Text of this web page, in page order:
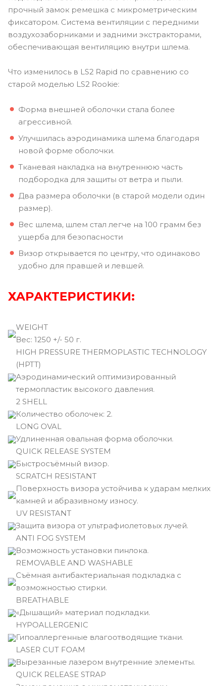
прочный замок ремешка с микрометрическим
фиксатором. Система вентиляции с передними
воздухозаборниками и задними экстракторами,
обеспечивающая вентиляцию внутри шлема.
Что изменилось в LS2 Rapid по сравнению со
старой моделью LS2 Rookie:
Форма внешней оболочки стала более
агрессивной.
Улучшилась аэродинамика шлема благодаря
новой форме оболочки.
Тканевая накладка на внутреннюю часть
подбородка для защиты от ветра и пыли.
Два размера оболочки (в старой модели один
размер).
Вес шлема, шлем стал легче на 100 грамм без
ущерба для безопасности
Визор открывается по центру, что одинаково
удобно для правшей и левшей.
ХАРАКТЕРИСТИКИ:
WEIGHT
Вec: 1250 +/- 50 г.
HIGH PRESSURE THERMOPLASTIC TECHNOLOGY
(HPTT)
Аэродинамический оптимизированный
термопластик высокого давления.
2 SHELL
Количество оболочек: 2.
LONG OVAL
Удлиненная овальная форма оболочки.
QUICK RELEASE SYSTEM
Быстросъёмный визор.
SCRATCH RESISTANT
Поверхность визора устойчива к ударам мелких
камней и абразивному износу.
UV RESISTANT
Защита визора от ультрафиолетовых лучей.
ANTI FOG SYSTEM
Возможность установки пинлока.
REMOVABLE AND WASHABLE
Съёмная антибактериальная подкладка с
возможностью стирки.
BREATHABLE
«Дышащий» материал подкладки.
HYPOALLERGENIC
Гипоаллергенные влагоотводящие ткани.
LASER CUT FOAM
Вырезанные лазером внутренние элементы.
QUICK RELEASE STRAP